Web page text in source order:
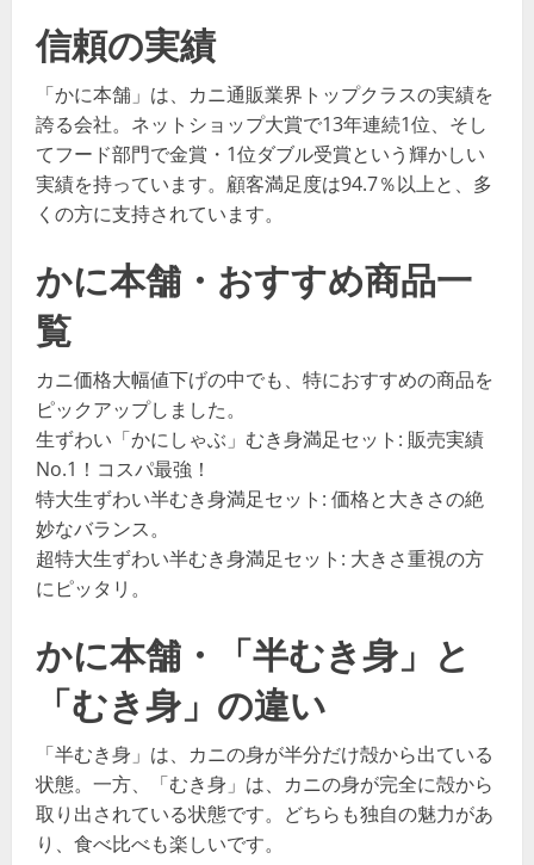
信頼の実績
「かに本舗」は、カニ通販業界トップクラスの実績を
誇る会社。ネットショップ大賞で13年連続1位、そし
てフード部門で金賞・1位ダブル受賞という輝かしい
実績を持っています。顧客満足度は94.7％以上と、多
くの方に支持されています。
かに本舗・おすすめ商品一
覧
カニ価格大幅値下げの中でも、特におすすめの商品を
ピックアップしました。
生ずわい「かにしゃぶ」むき身満足セット: 販売実績
No.1！コスパ最強！
特大生ずわい半むき身満足セット: 価格と大きさの絶
妙なバランス。
超特大生ずわい半むき身満足セット: 大きさ重視の方
にピッタリ。
かに本舗・「半むき身」と
「むき身」の違い
「半むき身」は、カニの身が半分だけ殻から出ている
状態。一方、「むき身」は、カニの身が完全に殻から
取り出されている状態です。どちらも独自の魅力があ
り、食べ比べも楽しいです。